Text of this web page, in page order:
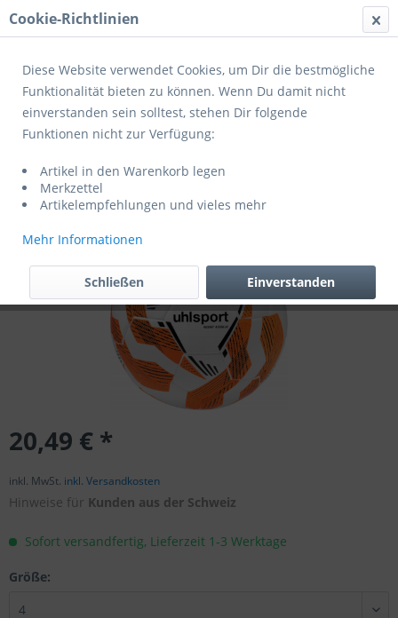
Menü
Übersicht Trainingsbälle
white/fluo orange/black
20,49 € *
inkl. MwSt. inkl. Versandkosten
Hinweise für Kunden aus der Schweiz
Sofort versandfertig, Lieferzeit 1-3 Werktage
Größe:
Cookie-Richtlinien
Diese Website verwendet Cookies, um Dir die bestmögliche
Funktionalität bieten zu können. Wenn Du damit nicht
einverstanden sein solltest, stehen Dir folgende
Funktionen nicht zur Verfügung:
Artikel in den Warenkorb legen
Merkzettel
Artikelempfehlungen und vieles mehr
Mehr Informationen
Einverstanden
Schließen